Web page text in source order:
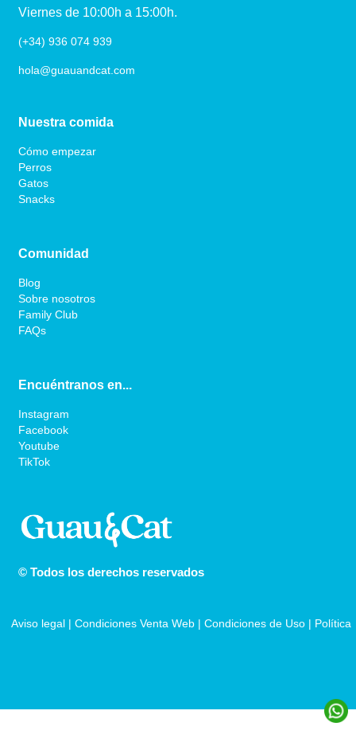
Viernes de 10:00h a 15:00h.
(+34) 936 074 939
hola@guauandcat.com
Nuestra comida
Cómo empezar
Perros
Gatos
Snacks
Comunidad
Blog
Sobre nosotros
Family Club
FAQs
Encuéntranos en...
Instagram
Facebook
Youtube
TikTok
© Todos los derechos reservados
Aviso legal | Condiciones Venta Web | Condiciones de Uso | Política